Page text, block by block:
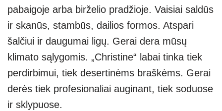
pabaigoje arba birželio pradžioje. Vaisiai saldūs
ir skanūs, stambūs, dailios formos. Atspari
šalčiui ir daugumai ligų. Gerai dera mūsų
klimato sąlygomis. „Christine“ labai tinka tiek
perdirbimui, tiek desertinėms braškėms. Gerai
derės tiek profesionaliai auginant, tiek soduose
ir sklypuose.